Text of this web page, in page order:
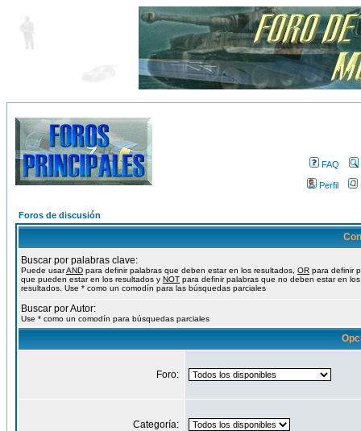
FAQ
Perfil
Foros de discusión
Buscar por palabras clave:
Puede usarAND para definir palabras que deben estar en los resultados, OR para definir
que pueden estar en los resultados y NOT para definir palabras que no deben estar en los
resultados. Use * como un comodín para las búsquedas parciales
Buscar por Autor:
Use * como un comodín para búsquedas parciales
Foro:
Categoría: